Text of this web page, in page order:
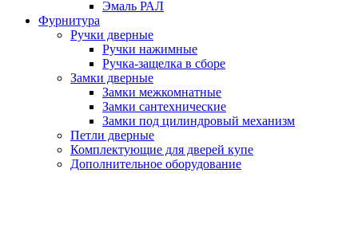
Эмаль РАЛ
Фурнитура
Ручки дверные
Ручки нажимные
Ручка-защелка в сборе
Замки дверные
Замки межкомнатные
Замки сантехнические
Замки под цилиндровый механизм
Петли дверные
Комплектующие для дверей купе
Дополнительное оборудование